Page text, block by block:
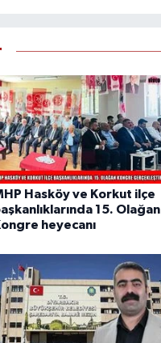
Hasköy ve Korkut ilçe
15. Olağan
heyecanı